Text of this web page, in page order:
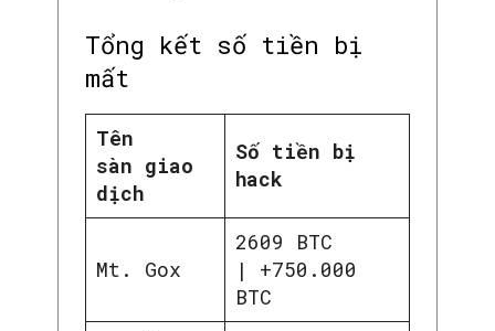
Tổng kết số tiền bị
mất
Tên
sàn giao
dịch
Số tiền bị
hack
Mt. Gox
2609 BTC
| +750.000
BTC